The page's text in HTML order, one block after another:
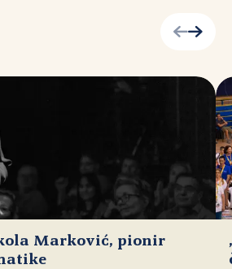
Marković, pionir